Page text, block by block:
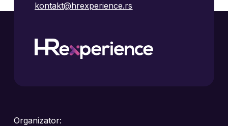
kontakt@hrexperience.rs
Organizator: